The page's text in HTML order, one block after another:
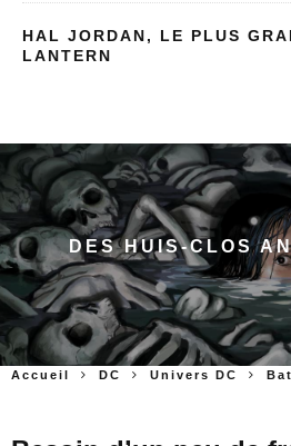
HAL JORDAN, LE PLUS
LANTERN
DES HUIS-CLOS
Accueil DC Univers DC